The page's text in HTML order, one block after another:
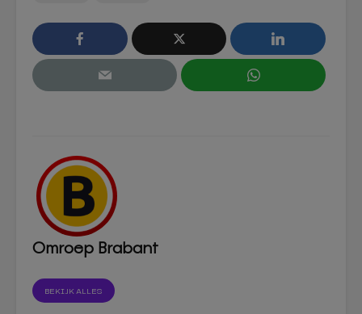
Omroep Brabant
BEKIJK ALLES